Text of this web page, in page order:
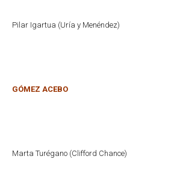
Pilar Igartua (Uría y Menéndez)
GÓMEZ ACEBO
Marta Turégano (Clifford Chance)